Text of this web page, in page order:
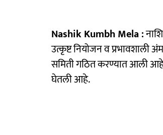
Nashik Kumbh Mela :
उत्कृष्ट नियोजन व प्रभावशाली
समिती गठित करण्यात आली
घेतली आहे.